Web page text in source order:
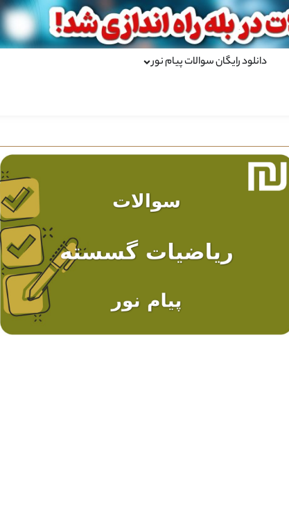
دانلود رایگان سوالات پیام نور